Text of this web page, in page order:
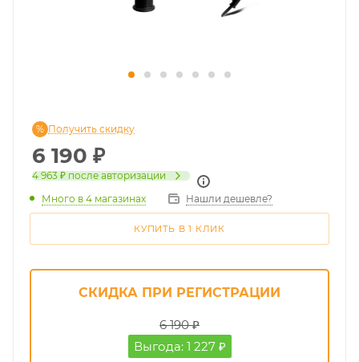
6 190 ₽
4 963 ₽ после авторизации
Получить скидку
Много в 4 магазинах Нашли дешевле?
КУПИТЬ В 1 КЛИК
СКИДКА ПРИ РЕГИСТРАЦИИ
6 190 ₽
Выгода: 1 227 ₽